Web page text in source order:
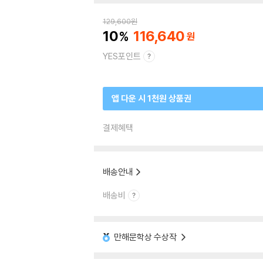
129,600원
10 116,640
YES포인트
앱 다운 시 1천원 상품권
결제혜택
배송안내
배송비
만해문학상 수상작